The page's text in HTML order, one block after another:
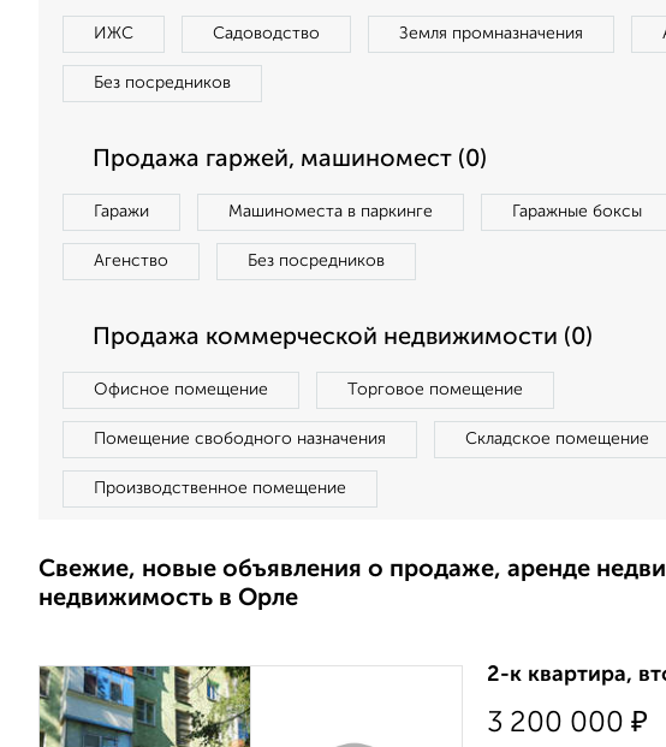
ИЖС Садоводство Земля промназначения
Без посредников
Продажа гаржей, машиномест (0)
Гаражи Машиноместа в паркинге Гаражные боксы
Агенство Без посредников
Продажа коммерческой недвижимости (0)
Офисное помещение Торговое помещение
Помещение свободного назначения Складское помещение
Производственное помещение
Свежие, новые объявления о продаже, аренде
недвижимость в Орле
2-к квартира,
3 200 000 ₽